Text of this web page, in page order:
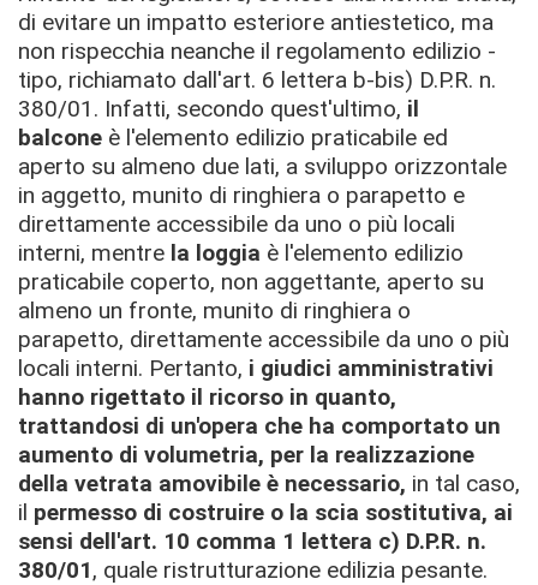
di evitare un impatto esteriore antiestetico, ma
non rispecchia neanche il regolamento edilizio -
tipo, richiamato dall'art. 6 lettera b-bis) D.P.R. n.
380/01. Infatti, secondo quest'ultimo, il
balcone è l'elemento edilizio praticabile ed
aperto su almeno due lati, a sviluppo orizzontale
in aggetto, munito di ringhiera o parapetto e
direttamente accessibile da uno o più locali
interni, mentre la loggia è l'elemento edilizio
praticabile coperto, non aggettante, aperto su
almeno un fronte, munito di ringhiera o
parapetto, direttamente accessibile da uno o più
locali interni. Pertanto, i giudici amministrativi
hanno rigettato il ricorso in quanto,
trattandosi di un'opera che ha comportato un
aumento di volumetria, per la realizzazione
della vetrata amovibile è necessario, in tal caso,
il permesso di costruire o la scia sostitutiva, ai
sensi dell'art. 10 comma 1 lettera c) D.P.R. n.
380/01, quale ristrutturazione edilizia pesante.